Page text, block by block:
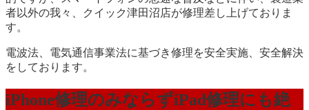
者以外の我々、クイック津田沼店が修理差し上げておりま
す。
電波法、電気通信事業法に基づき修理を安全実施、安全解決
をしております。
iPhone修理のみならずiPad修理にも絶